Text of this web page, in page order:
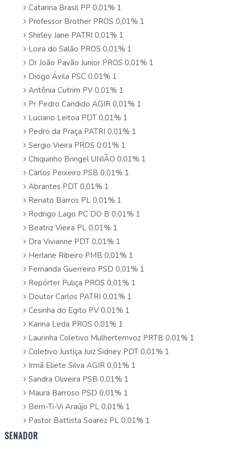
Catarina Brasil PP 0,01% 1
Professor Brother PROS 0,01% 1
Shirley Jane PATRI 0,01% 1
Loira do Salão PROS 0,01% 1
Dr João Pavão Junior PROS 0,01% 1
Diogo Ávila PSC 0,01% 1
Antônia Cutrim PV 0,01% 1
Pr Pedro Candido AGIR 0,01% 1
Luciano Leitoa PDT 0,01% 1
Pedro da Praça PATRI 0,01% 1
Sergio Vieira PROS 0,01% 1
Chiquinho Bringel UNIÃO 0,01% 1
Carlos Peixeiro PSB 0,01% 1
Abrantes PDT 0,01% 1
Renato Barros PL 0,01% 1
Rodrigo Lago PC DO B 0,01% 1
Beatriz Vieira PL 0,01% 1
Dra Vivianne PDT 0,01% 1
Herlane Ribeiro PMB 0,01% 1
Fernanda Guerreiro PSD 0,01% 1
Repórter Puliça PROS 0,01% 1
Doutor Carlos PATRI 0,01% 1
Cesinha do Egito PV 0,01% 1
Karina Leda PROS 0,01% 1
Laurinha Coletivo Mulhertemvoz PRTB 0,01% 1
Coletivo Justiça Juiz Sidney PDT 0,01% 1
Irmã Eliete Silva AGIR 0,01% 1
Sandra Oliveira PSB 0,01% 1
Maura Barroso PSD 0,01% 1
Bem-Ti-Vi Araújo PL 0,01% 1
Pastor Battista Soarez PL 0,01% 1
SENADOR